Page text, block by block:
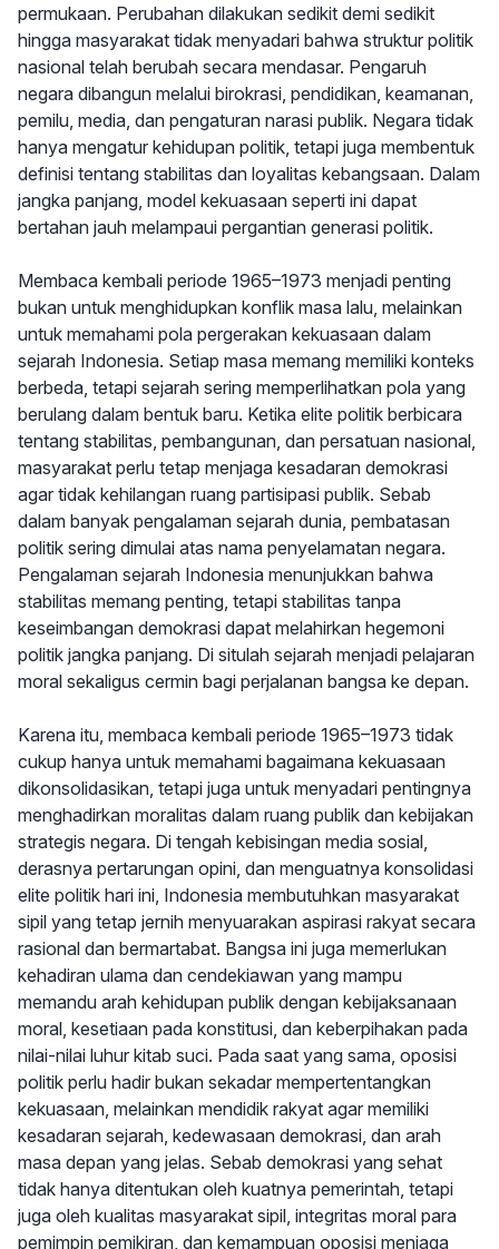
permukaan. Perubahan dilakukan sedikit demi sedikit
hingga masyarakat tidak menyadari bahwa struktur politik
nasional telah berubah secara mendasar. Pengaruh
negara dibangun melalui birokrasi, pendidikan, keamanan,
pemilu, media, dan pengaturan narasi publik. Negara tidak
hanya mengatur kehidupan politik, tetapi juga membentuk
definisi tentang stabilitas dan loyalitas kebangsaan. Dalam
jangka panjang, model kekuasaan seperti ini dapat
bertahan jauh melampaui pergantian generasi politik.
Membaca kembali periode 1965–1973 menjadi penting
bukan untuk menghidupkan konflik masa lalu, melainkan
untuk memahami pola pergerakan kekuasaan dalam
sejarah Indonesia. Setiap masa memang memiliki konteks
berbeda, tetapi sejarah sering memperlihatkan pola yang
berulang dalam bentuk baru. Ketika elite politik berbicara
tentang stabilitas, pembangunan, dan persatuan nasional,
masyarakat perlu tetap menjaga kesadaran demokrasi
agar tidak kehilangan ruang partisipasi publik. Sebab
dalam banyak pengalaman sejarah dunia, pembatasan
politik sering dimulai atas nama penyelamatan negara.
Pengalaman sejarah Indonesia menunjukkan bahwa
stabilitas memang penting, tetapi stabilitas tanpa
keseimbangan demokrasi dapat melahirkan hegemoni
politik jangka panjang. Di situlah sejarah menjadi pelajaran
moral sekaligus cermin bagi perjalanan bangsa ke depan.
Karena itu, membaca kembali periode 1965–1973 tidak
cukup hanya untuk memahami bagaimana kekuasaan
dikonsolidasikan, tetapi juga untuk menyadari pentingnya
menghadirkan moralitas dalam ruang publik dan kebijakan
strategis negara. Di tengah kebisingan media sosial,
derasnya pertarungan opini, dan menguatnya konsolidasi
elite politik hari ini, Indonesia membutuhkan masyarakat
sipil yang tetap jernih menyuarakan aspirasi rakyat secara
rasional dan bermartabat. Bangsa ini juga memerlukan
kehadiran ulama dan cendekiawan yang mampu
memandu arah kehidupan publik dengan kebijaksanaan
moral, kesetiaan pada konstitusi, dan keberpihakan pada
nilai-nilai luhur kitab suci. Pada saat yang sama, oposisi
politik perlu hadir bukan sekadar mempertentangkan
kekuasaan, melainkan mendidik rakyat agar memiliki
kesadaran sejarah, kedewasaan demokrasi, dan arah
masa depan yang jelas. Sebab demokrasi yang sehat
tidak hanya ditentukan oleh kuatnya pemerintah, tetapi
juga oleh kualitas masyarakat sipil, integritas moral para
pemimpin pemikiran, dan kemampuan oposisi menjaga